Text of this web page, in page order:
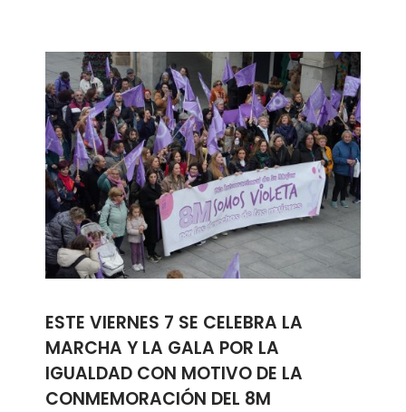
ESTE VIERNES 7 SE CELEBRA LA
MARCHA Y LA GALA POR LA
IGUALDAD CON MOTIVO DE LA
CONMEMORACIÓN DEL 8M